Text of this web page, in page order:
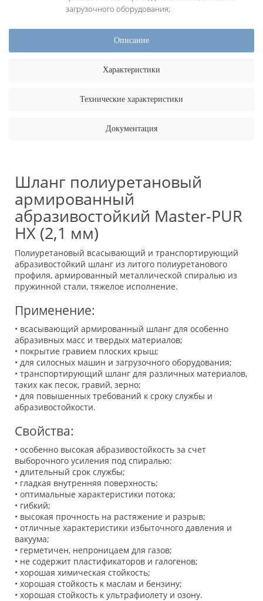
загрузочного оборудования;
Описание
Характеристики
Технические характеристики
Документация
Шланг полиуретановый
армированный
абразивостойкий Master-PUR
HX (2,1 мм)
Полиуретановый всасывающий и транспортирующий
абразивостойкий шланг из литого полиуретанового
профиля, армированный металлической спиралью из
пружинной стали, тяжелое исполнение.
Применение:
• всасывающий армированный шланг для особенно
абразивных масс и твердых материалов;
• покрытие гравием плоских крыш;
• для силосных машин и загрузочного оборудования;
• транспортирующий шланг для различных материалов,
таких как песок, гравий, зерно;
• для повышенных требований к сроку службы и
абразивостойкости.
Свойства:
• особенно высокая абразивостойкость за счет
выборочного усиления под спиралью;
• длительный срок службы;
• гладкая внутренняя поверхность;
• оптимальные характеристики потока;
• гибкий;
• высокая прочность на растяжение и разрыв;
• отличные характеристики избыточного давления и
вакуума;
• герметичен, непроницаем для газов;
• не содержит пластификаторов и галогенов;
• хорошая химическая стойкость;
• хорошая стойкость к маслам и бензину;
• хорошая стойкость к ультрафиолету и озону.